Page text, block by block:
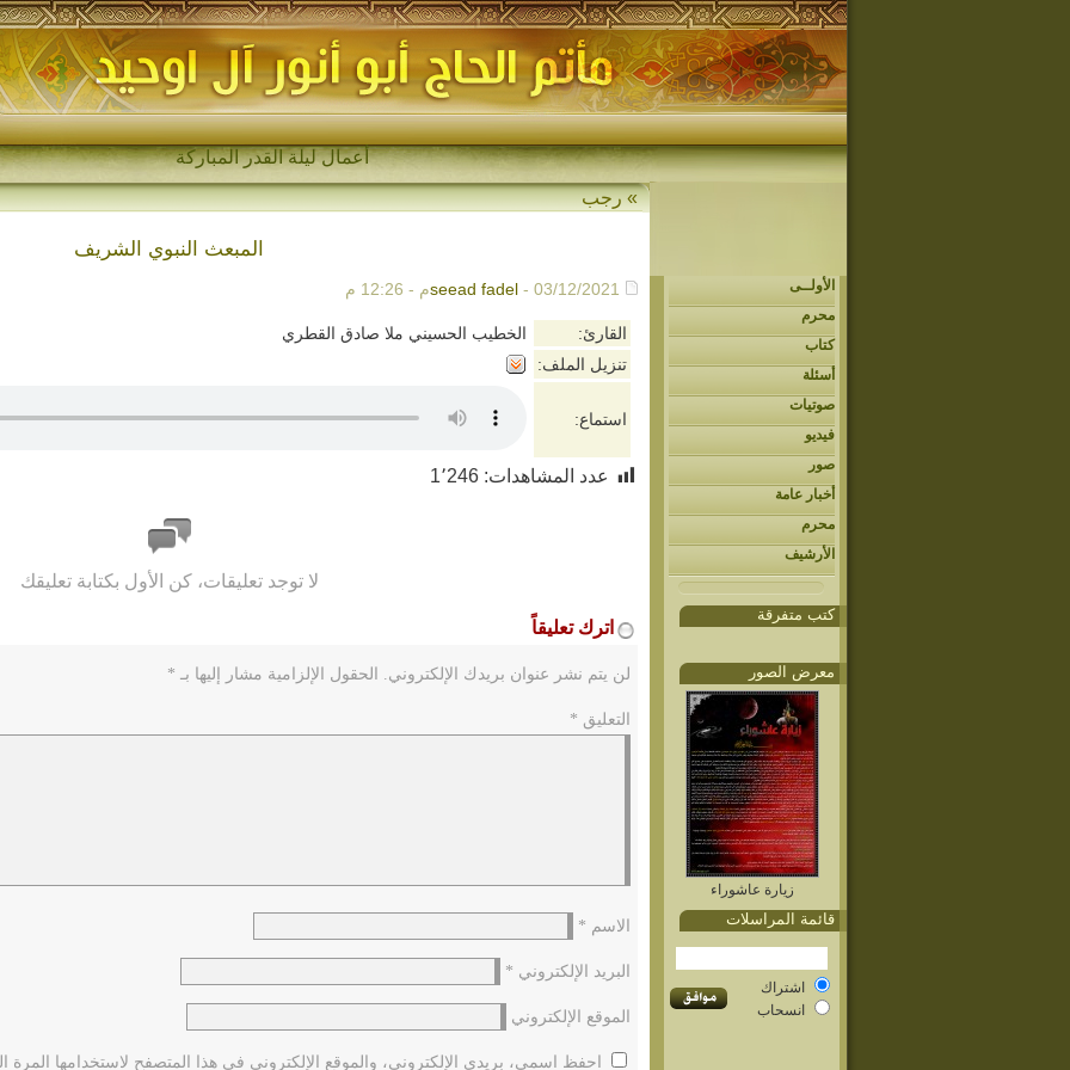
مج-
الأولــى
محرم
كتاب
أسئلة
صوتيات
فيديو
صور
أخبار عامة
محرم
الأرشيف
كتب متفرقة
معرض الصور
زيارة عاشوراء
قائمة المراسلات
اشتراك
انسحاب
»رجب
المبعث النبوي الشريف
seead fadel - 03/12/2021م - 12:26 م
القارئ:
الخطيب الحسيني ملا صادق القطري
تنزيل الملف:
استماع:
عدد المشاهدات: 1٬246
لا توجد تعليقات، كن الأول بكتابة تعليقك
اترك تعليقاً
لن يتم نشر عنوان بريدك الإلكتروني. الحقول الإلزامية مشار إليها بـ *
التعليق *
الاسم *
البريد الإلكتروني *
الموقع الإلكتروني
احفظ اسمي، بريدي الإلكتروني، والموقع الإلكتروني في هذا المتصفح لاستخدامها المرة